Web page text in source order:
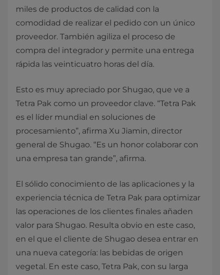
miles de productos de calidad con la
comodidad de realizar el pedido con un único
proveedor. También agiliza el proceso de
compra del integrador y permite una entrega
rápida las veinticuatro horas del día.
Esto es muy apreciado por Shugao, que ve a
Tetra Pak como un proveedor clave. “Tetra Pak
es el líder mundial en soluciones de
procesamiento”, afirma Xu Jiamin, director
general de Shugao. “Es un honor colaborar con
una empresa tan grande”, afirma.
El sólido conocimiento de las aplicaciones y la
experiencia técnica de Tetra Pak para optimizar
las operaciones de los clientes finales añaden
valor para Shugao. Resulta obvio en este caso,
en el que el cliente de Shugao desea entrar en
una nueva categoría: las bebidas de origen
vegetal. En este caso, Tetra Pak, con su larga